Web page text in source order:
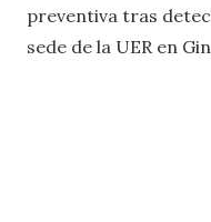
preventiva tras
sede de la UER en